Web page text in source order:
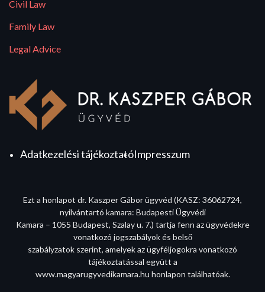
Civil Law
Family Law
Legal Advice
Adatkezelési tájékoztatóImpresszum
Ezt a honlapot dr. Kaszper Gábor ügyvéd (KASZ: 36062724,
nyilvántartó kamara: Budapesti Ügyvédi
Kamara – 1055 Budapest, Szalay u. 7.) tartja fenn az ügyvédekre
vonatkozó jogszabályok és belső
szabályzatok szerint, amelyek az ügyféljogokra vonatkozó
tájékoztatással együtt a
www.magyarugyvedikamara.hu honlapon találhatóak.